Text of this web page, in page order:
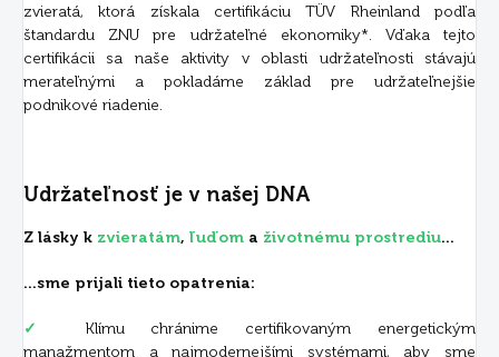
zvieratá, ktorá získala certifikáciu TÜV Rheinland podľa
štandardu ZNU pre udržateľné ekonomiky*. Vďaka tejto
certifikácii sa naše aktivity v oblasti udržateľnosti stávajú
merateľnými a pokladáme základ pre udržateľnejšie
podnikové riadenie.
Udržateľnosť je v našej DNA
Z lásky k zvieratám, ľuďom a životnému prostrediu...
...sme prijali tieto opatrenia:
✓
Klímu chránime certifikovaným energetickým
manažmentom a najmodernejšími systémami, aby sme